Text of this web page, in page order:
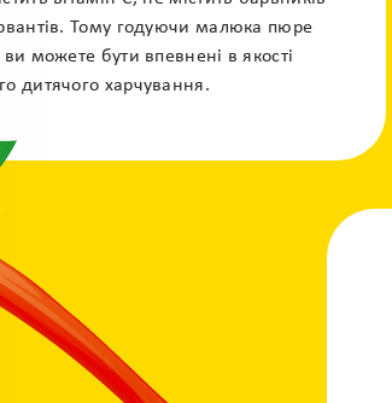
Тому годуючи малюка пюре
можете бути впевнені в якості
дитячого харчування.